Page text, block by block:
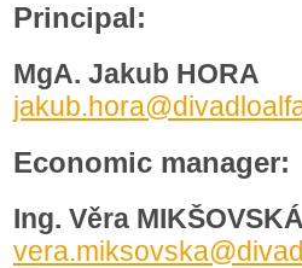
Principal:
MgA. Jakub HORA
Economic manager:
Ing. Věra MIKŠOVSKÁ